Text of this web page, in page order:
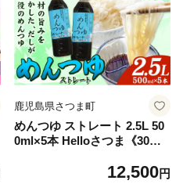
鹿児島県さつま町
めんつゆ ストレート 2.5L 50
0ml×5本 Helloさつま《30日
く)》鹿児島県 さつま町 めん
12,500円